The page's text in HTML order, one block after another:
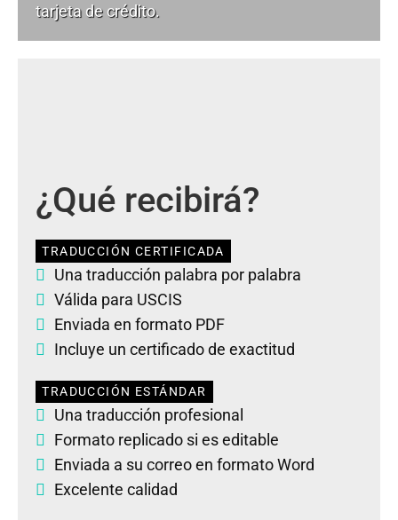
tarjeta de crédito.
¿Qué recibirá?
TRADUCCIÓN CERTIFICADA
Una traducción palabra por palabra
Válida para USCIS
Enviada en formato PDF
Incluye un certificado de exactitud
TRADUCCIÓN ESTÁNDAR
Una traducción profesional
Formato replicado si es editable
Enviada a su correo en formato Word
Excelente calidad